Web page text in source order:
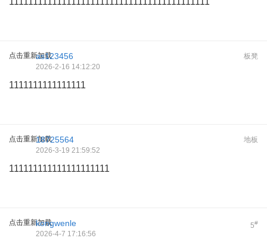
点击重新加载 板凳
as123456
2026-2-16 14:12:20
1111111111111111
点击重新加载 地板
18725564
2026-3-19 21:59:52
111111111111111111111
点击重新加载 5#
kongwenle
2026-4-7 17:16:56